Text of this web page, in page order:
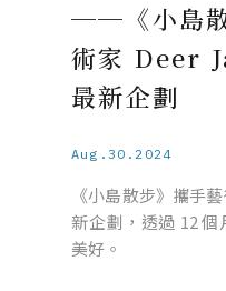
──《小島
術家 Deer
最新企劃
Aug.30.2024
《小島散步》攜手
新企劃，透過 12
美好。